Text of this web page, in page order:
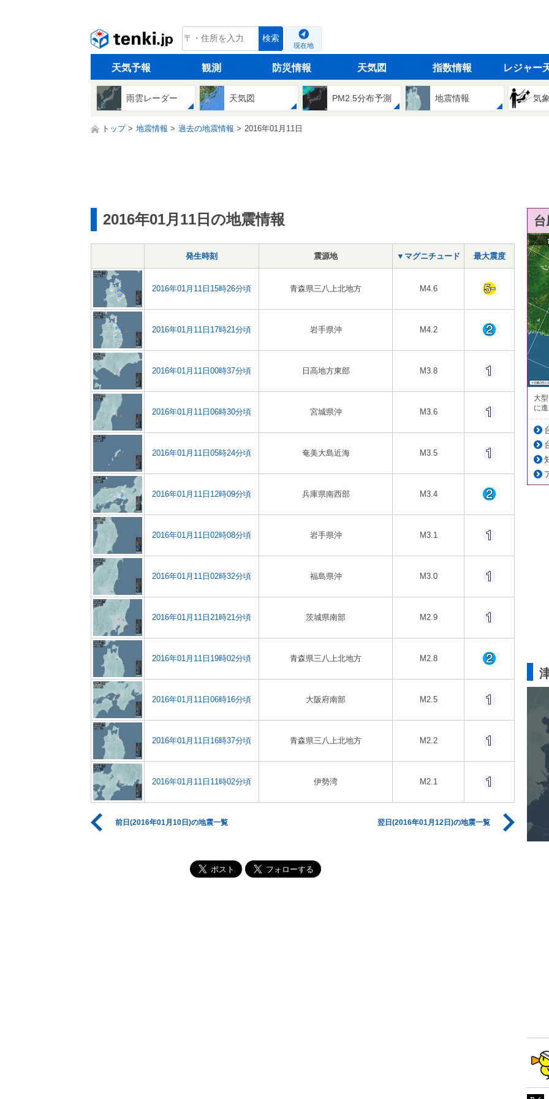
tenki.jp 検索
現在地
天気予報 観測 防災情報 天気図 指数情報 レジャー
雨雲レーダー 天気図 PM2.5分布予測 地震情報 気
トップ 地震情報 過去の地震情報 2016年01月11日
2016年01月11日の地震情報
発生時刻 震源地 ▼マグニチュード 最大震度
2016年01月11日15時26分頃 青森県三八上北地方 M4.6
2016年01月11日17時21分頃 岩手県沖 M4.2
2016年01月11日00時37分頃 日高地方東部 M3.8
2016年01月11日06時30分頃 宮城県沖 M3.6
2016年01月11日05時24分頃 奄美大島近海 M3.5
2016年01月11日12時09分頃 兵庫県南西部 M3.4
2016年01月11日02時08分頃 岩手県沖 M3.1
2016年01月11日02時32分頃 福島県沖 M3.0
2016年01月11日21時21分頃 茨城県南部 M2.9
2016年01月11日19時02分頃 青森県三八上北地方 M2.8
2016年01月11日06時16分頃 大阪府南部 M2.5
2016年01月11日16時37分頃 青森県三八上北地方 M2.2
2016年01月11日11時02分頃 伊勢湾 M2.1
前日(2016年01月10日)の地震一覧 翌日(2016年01月12日)の地震一覧
大
に